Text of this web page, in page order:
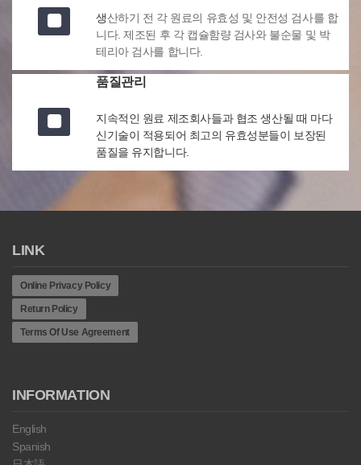
생산하기 전 각 원료의 유효성 및 안전성 검사를 합
니다. 제조된 후 각 캡슐함량 검사와 불순물 및 박
테리아 검사를 합니다.
품질관리
지속적인 원료 제조회사들과 협조 생산될 때 마다
신기술이 적용되어 최고의 유효성분들이 보장된
품질을 유지합니다.
LINK
Online Privacy Policy
Return Policy
Terms Of Use Agreement
INFORMATION
English
Spanish